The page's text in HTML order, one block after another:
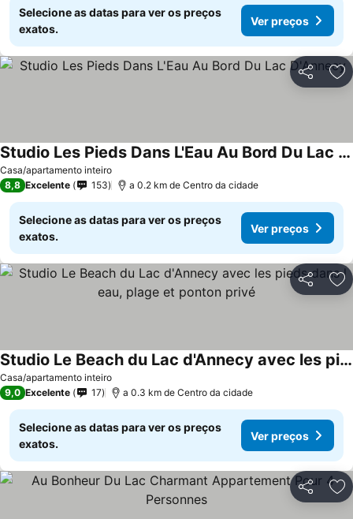
Selecione as datas para ver os preços
exatos.
Ver preços
Partilhar
Casa/apartamento inteiro
Studio Les Pieds Dans L'Eau Au Bord Du Lac D'Annecy
Ver preços
8,8 Excelente 153 a 0.2 km de Centro da cidade
Selecione as datas para ver os preços
exatos.
Ver preços
Partilhar
Casa/apartamento inteiro
Studio Le Beach du Lac d'Annecy avec les pieds dans l eau, plage et ponton privé
Ver preços
9,0 Excelente 17 a 0.3 km de Centro da cidade
Selecione as datas para ver os preços
exatos.
Ver preços
Partilhar